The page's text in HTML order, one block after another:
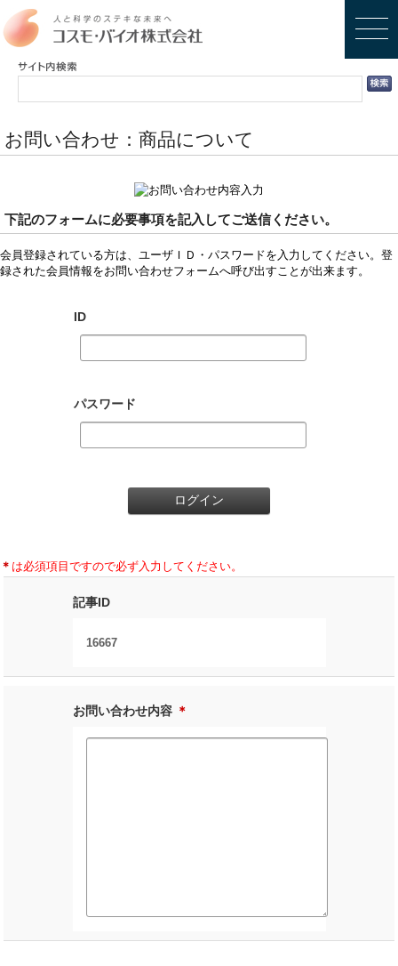
お問い合わせ：商品について
下記のフォームに必要事項を記入してご送信ください。
会員登録されている方は、ユーザＩＤ・パスワードを入力してください。登
録された会員情報をお問い合わせフォームへ呼び出すことが出来ます。
ID
パスワード
＊ は必須項目ですので必ず入力してください。
記事ID
16667
お問い合わせ内容 ＊